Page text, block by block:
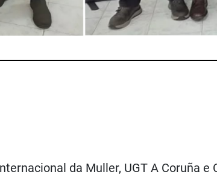
da Muller, UGT A Coruña